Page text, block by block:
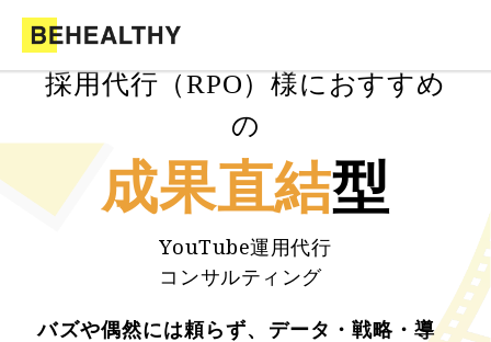
採用代行（RPO）様におすすめ
の
成果直結型
YouTube運用代行
コンサルティング
バズや偶然には頼らず、データ・戦略・導